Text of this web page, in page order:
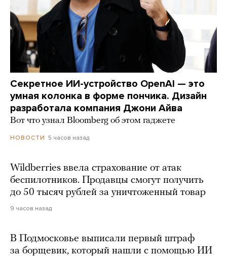
Секретное ИИ-устройство OpenAI — это
умная колонка в форме пончика. Дизайн
разработала компания Джони Айва
Вот что узнал Bloomberg об этом гаджете
НОВОСТИ 5 часов назад
Wildberries ввела страхование от атак
беспилотников. Продавцы смогут получить
до 50 тысяч рублей за уничтоженный товар
9 часов назад
В Подмосковье выписали первый штраф
за борщевик, который нашли с помощью ИИ